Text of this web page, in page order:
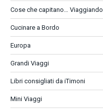
Cose che capitano… Viaggiando
Cucinare a Bordo
Europa
Grandi Viaggi
Libri consigliati da iTimoni
Mini Viaggi